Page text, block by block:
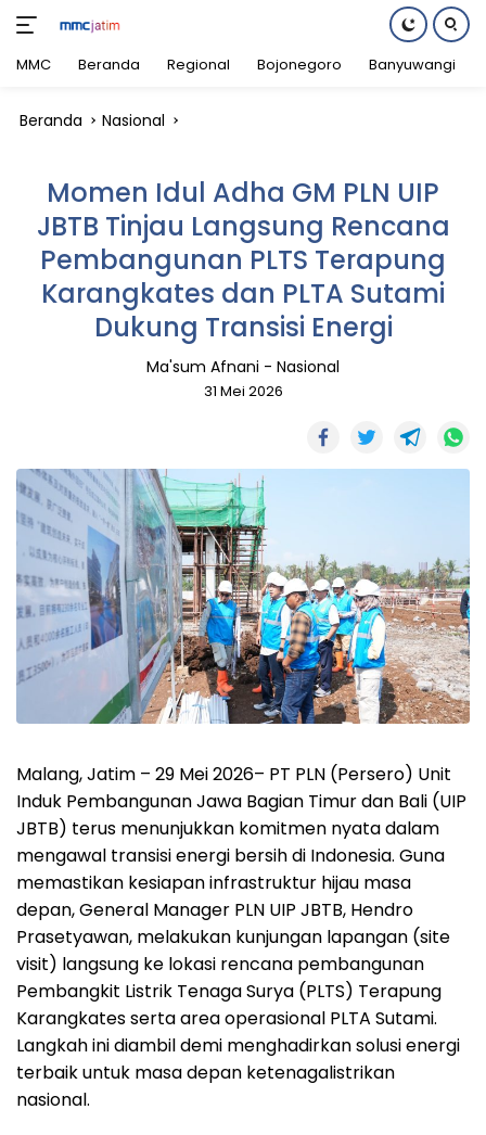
MMC Beranda Regional Bojonegoro Banyuwangi
Beranda Nasional
Momen Idul Adha GM PLN UIP
JBTB Tinjau Langsung Rencana
Pembangunan PLTS Terapung
Karangkates dan PLTA Sutami
Dukung Transisi Energi
Ma'sum Afnani - Nasional
31 Mei 2026
Malang, Jatim – 29 Mei 2026– PT PLN (Persero) Unit
Induk Pembangunan Jawa Bagian Timur dan Bali (UIP
JBTB) terus menunjukkan komitmen nyata dalam
mengawal transisi energi bersih di Indonesia. Guna
memastikan kesiapan infrastruktur hijau masa
depan, General Manager PLN UIP JBTB, Hendro
Prasetyawan, melakukan kunjungan lapangan (site
visit) langsung ke lokasi rencana pembangunan
Pembangkit Listrik Tenaga Surya (PLTS) Terapung
Karangkates serta area operasional PLTA Sutami.
Langkah ini diambil demi menghadirkan solusi energi
terbaik untuk masa depan ketenagalistrikan
nasional.